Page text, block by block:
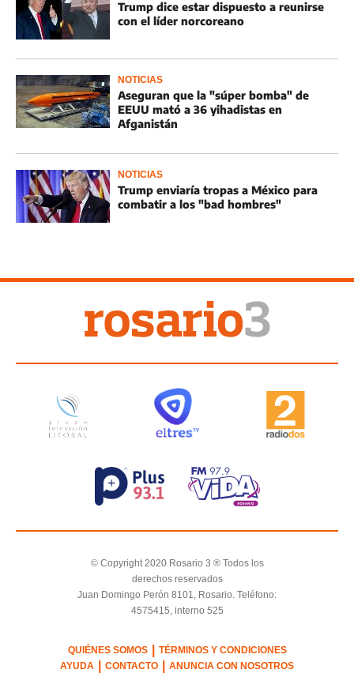
Trump dice estar dispuesto a reunirse
con el líder norcoreano
NOTICIAS
Aseguran que la "súper bomba" de
EEUU mató a 36 yihadistas en
Afganistán
NOTICIAS
Trump enviaría tropas a México para
combatir a los "bad hombres"
© Copyright 2020 Rosario 3 ® Todos los
derechos reservados
Juan Domingo Perón 8101, Rosario. Teléfono:
4575415, interno 525
QUIÉNES SOMOS
TÉRMINOS Y CONDICIONES
AYUDA
CONTACTO ANUNCIA CON NOSOTROS